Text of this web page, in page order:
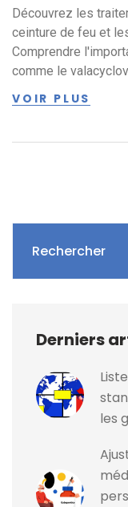
Découvrez les
ceinture de feu et
Comprendre
comme le
VOIR PLUS
Rechercher
Derniers
les